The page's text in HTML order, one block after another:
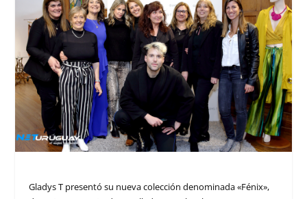
Gladys T presentó su nueva colección denominada «Fénix»,